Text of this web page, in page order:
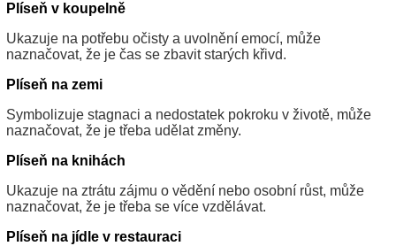
Plíseň v koupelně
Ukazuje na potřebu očisty a uvolnění emocí, může
naznačovat, že je čas se zbavit starých křivd.
Plíseň na zemi
Symbolizuje stagnaci a nedostatek pokroku v životě, může
naznačovat, že je třeba udělat změny.
Plíseň na knihách
Ukazuje na ztrátu zájmu o vědění nebo osobní růst, může
naznačovat, že je třeba se více vzdělávat.
Plíseň na jídle v restauraci